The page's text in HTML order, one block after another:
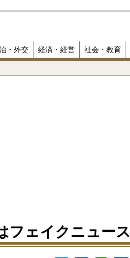
・外交 経済・経営 社会・教育
フェイクニュース